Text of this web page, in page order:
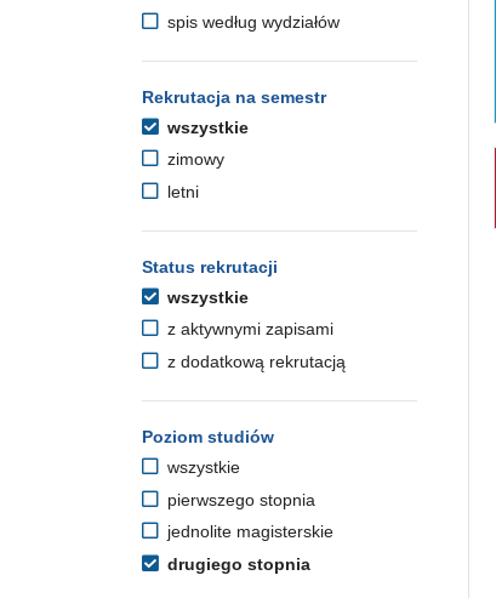
spis według wydziałów
Rekrutacja na semestr
wszystkie
zimowy
letni
Status rekrutacji
wszystkie
z aktywnymi zapisami
z dodatkową rekrutacją
Poziom studiów
wszystkie
pierwszego stopnia
jednolite magisterskie
drugiego stopnia